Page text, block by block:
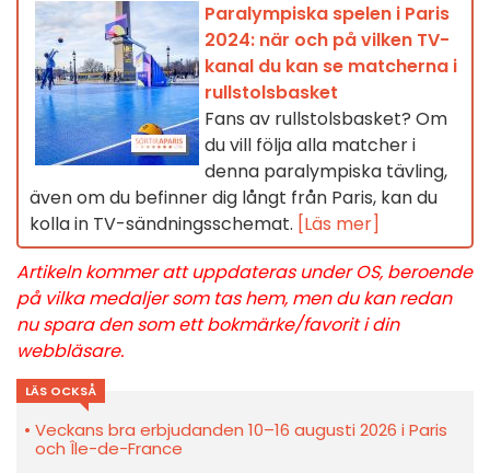
Paralympiska spelen i Paris
2024: när och på vilken TV-
kanal du kan se matcherna i
rullstolsbasket
Fans av rullstolsbasket? Om
du vill följa alla matcher i
denna paralympiska tävling,
även om du befinner dig långt från Paris, kan du
kolla in TV-sändningsschemat. [Läs mer]
Artikeln kommer att uppdateras under OS, beroende
på vilka medaljer som tas hem, men du kan redan
nu spara den som ett bokmärke/favorit i din
webbläsare.
LÄS OCKSÅ
Veckans bra erbjudanden 10–16 augusti 2026 i Paris
och Île-de-France